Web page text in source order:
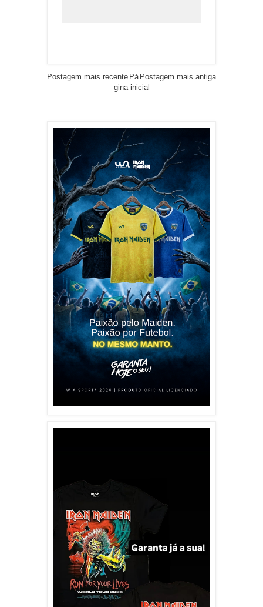
Postagem mais recente Postagem mais antiga
Pá
gina inicial